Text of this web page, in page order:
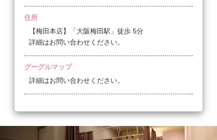
当社では仲間になった皆さんを大切にし、待遇や福利
厚生、柔軟な働き方などにこだわっています。
収入を重視する方、プライベートを大切にする方、仕
事内容や接客方針にこだわる方など、様々な価値観に
合わせください☆
【制度と環境】
アイラッシュのサロングループが多店舗展開中！
☆お互いを尊重し、気持ちよく働ける風通しの良い社
風で、心地よく楽しく働けます！
住所
【梅田本店】「大阪梅田駅」徒歩 5分
詳細はお問い合わせください。
グーグルマップ
詳細はお問い合わせください。